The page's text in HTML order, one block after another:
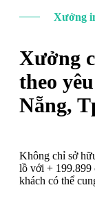
Xưởng
Xưởng
theo
Nẵng,
Không chỉ sở
lồ với + 199.899
khách có thể